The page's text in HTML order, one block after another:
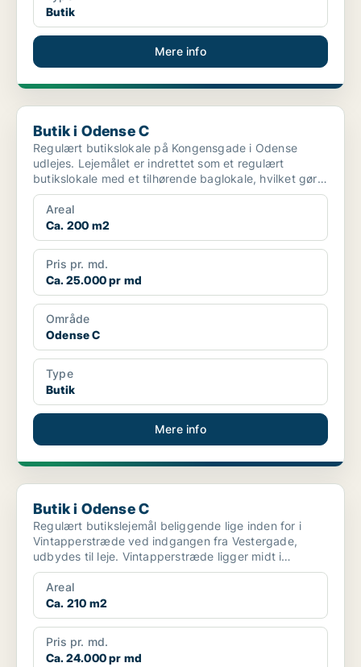
Butik
Mere info
Butik i Odense C
Butik i Odense C
Regulært butikslokale på Kongensgade i Odense
udlejes. Lejemålet er indrettet som et regulært
butikslokale med et tilhørende baglokale, hvilket gør
det ve...
Areal
Ca. 200 m2
Pris pr. md.
Ca. 25.000 pr md
Område
Odense C
Type
Butik
Mere info
Butik i Odense C
Butik i Odense C
Regulært butikslejemål beliggende lige inden for i
Vintapperstræde ved indgangen fra Vestergade,
udbydes til leje. Vintapperstræde ligger midt i
Odenses n...
Areal
Ca. 210 m2
Pris pr. md.
Ca. 24.000 pr md